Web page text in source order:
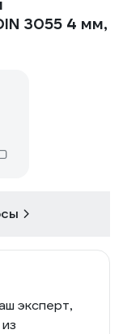
3055 4 мм,
эксперт,